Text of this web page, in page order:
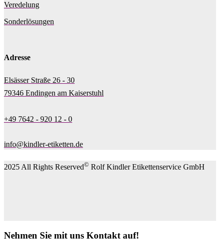
Veredelung
Sonderlösungen
Adresse
Elsässer Straße 26 - 30
79346 Endingen am Kaiserstuhl
+49 7642 - 920 12 - 0
info@kindler-etiketten.de
2025 All Rights Reserved© Rolf Kindler Etikettenservice GmbH
Nehmen Sie mit uns Kontakt auf!